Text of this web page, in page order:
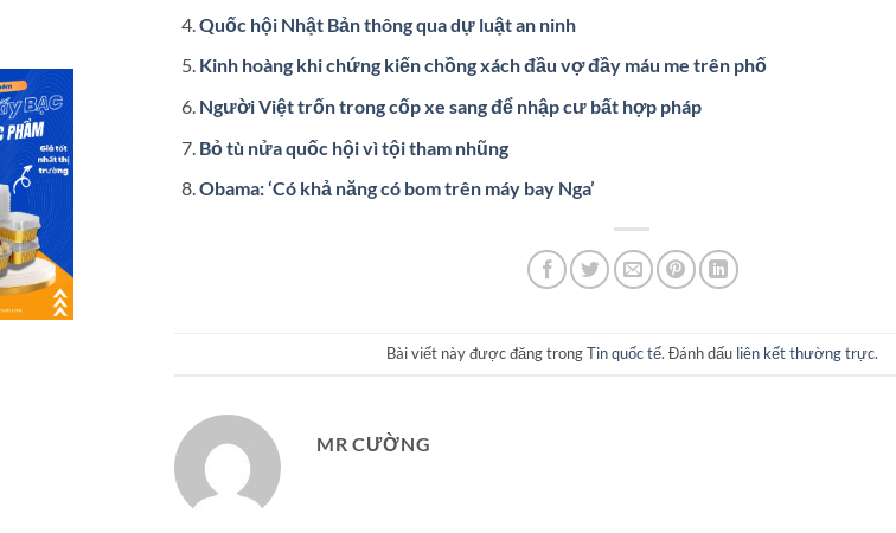
Quốc hội Nhật Bản thông qua dự luật an ninh
Kinh hoàng khi chứng kiến chồng xách đầu vợ đầy máu me trên phố
Người Việt trốn trong cốp xe sang để nhập cư bất hợp pháp
Bỏ tù nửa quốc hội vì tội tham nhũng
Obama: ‘Có khả năng có bom trên máy bay Nga’
Bài viết này được đăng trongTin quốc tế. Đánh dấu liên kết thường trực.
MR CƯỜNG